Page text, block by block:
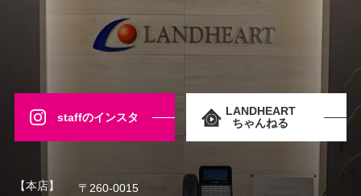
staffのインスタ
LANDHEART
ちゃんねる
【本店】
〒260-0015